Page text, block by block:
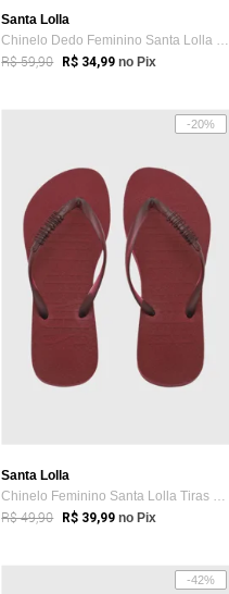
Santa Lolla
Chinelo Dedo Feminino Santa Lolla Laranja
R$ 59,90 R$ 34,99 no Pix
-20%
Santa Lolla
Chinelo Feminino Santa Lolla Tiras Vinho
R$ 49,90 R$ 39,99 no Pix
-42%